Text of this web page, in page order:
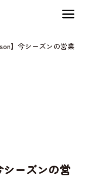
】
を終了
公式】
兵庫県
ウトド
熱気
ビティ
】今シーズンの営業
シーズンの営